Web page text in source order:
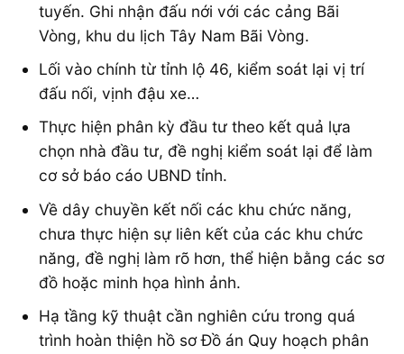
tuyến. Ghi nhận đấu nới với các cảng Bãi
Vòng, khu du lịch Tây Nam Bãi Vòng.
Lối vào chính từ tỉnh lộ 46, kiểm soát lại vị trí
đấu nối, vịnh đậu xe…
Thực hiện phân kỳ đầu tư theo kết quả lựa
chọn nhà đầu tư, đề nghị kiểm soát lại để làm
cơ sở báo cáo UBND tỉnh.
Về dây chuyền kết nối các khu chức năng,
chưa thực hiện sự liên kết của các khu chức
năng, đề nghị làm rõ hơn, thể hiện bằng các sơ
đồ hoặc minh họa hình ảnh.
Hạ tầng kỹ thuật cần nghiên cứu trong quá
trình hoàn thiện hồ sơ Đồ án Quy hoạch phân